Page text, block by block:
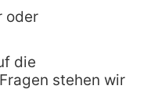
oder
die
stehen wir